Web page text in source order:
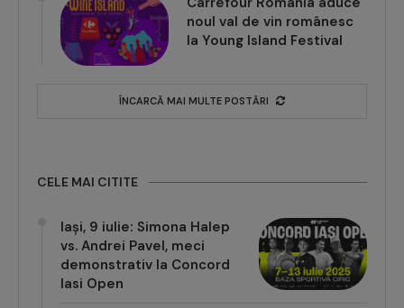
la Young Island Festival
vs. Andrei Pavel, meci
demonstrativ la Concord
Iasi Open